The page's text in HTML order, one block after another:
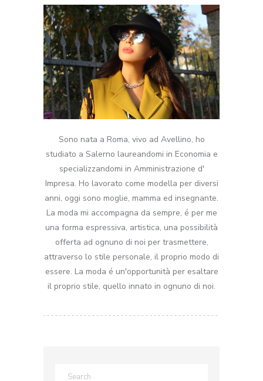
Sono nata a Roma, vivo ad Avellino, ho
studiato a Salerno laureandomi in Economia e
specializzandomi in Amministrazione d'
Impresa. Ho lavorato come modella per diversi
anni, oggi sono moglie, mamma ed insegnante.
La moda mi accompagna da sempre, é per me
una forma espressiva, artistica, una possibilità
offerta ad ognuno di noi per trasmettere,
attraverso lo stile personale, il proprio modo di
essere. La moda é un'opportunità per esaltare
il proprio stile, quello innato in ognuno di noi.